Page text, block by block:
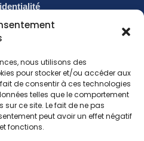
nous utilisons des
pour stocker et/ou accéder aux
de consentir à ces technologies
telles que le comportement
ce site. Le fait de ne pas
peut avoir un effet négatif
fonctions.